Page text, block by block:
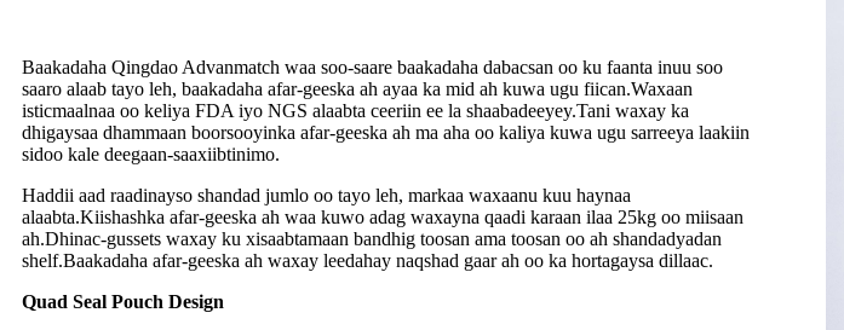
Baakadaha Qingdao Advanmatch waa soo-saare baakadaha dabacsan oo ku faanta inuu soo
saaro alaab tayo leh, baakadaha afar-geeska ah ayaa ka mid ah kuwa ugu fiican.Waxaan
isticmaalnaa oo keliya FDA iyo NGS alaabta ceeriin ee la shaabadeeyey.Tani waxay ka
dhigaysaa dhammaan boorsooyinka afar-geeska ah ma aha oo kaliya kuwa ugu sarreeya laakiin
sidoo kale deegaan-saaxiibtinimo.
Haddii aad raadinayso shandad jumlo oo tayo leh, markaa waxaanu kuu haynaa
alaabta.Kiishashka afar-geeska ah waa kuwo adag waxayna qaadi karaan ilaa 25kg oo miisaan
ah.Dhinac-gussets waxay ku xisaabtamaan bandhig toosan ama toosan oo ah shandadyadan
shelf.Baakadaha afar-geeska ah waxay leedahay naqshad gaar ah oo ka hortagaysa dillaac.
Quad Seal Pouch Design